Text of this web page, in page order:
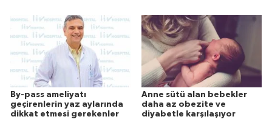
By-pass ameliyatı
geçirenlerin yaz aylarında
dikkat etmesi gerekenler
Anne sütü alan bebekler
daha az obezite ve
diyabetle karşılaşıyor